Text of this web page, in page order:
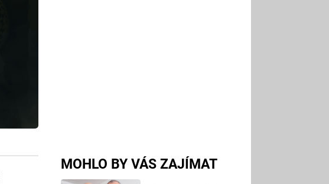
MOHLO BY VÁS ZAJÍMAT